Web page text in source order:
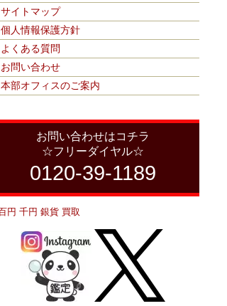
サイトマップ
個人情報保護方針
よくある質問
お問い合わせ
本部オフィスのご案内
お問い合わせはコチラ
☆フリーダイヤル☆
0120-39-1189